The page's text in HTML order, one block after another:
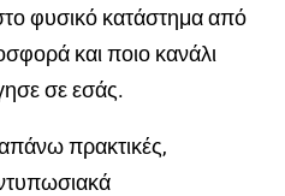
φυσικό κατάστημα από
και ποιο κανάλι
σε εσάς.
πρακτικές,